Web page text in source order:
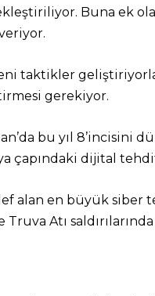
Buna ek
taktikler
gerekiyor.
bu yıl 8’incisini
çapındaki dijital
alan en büyük siber
Atı